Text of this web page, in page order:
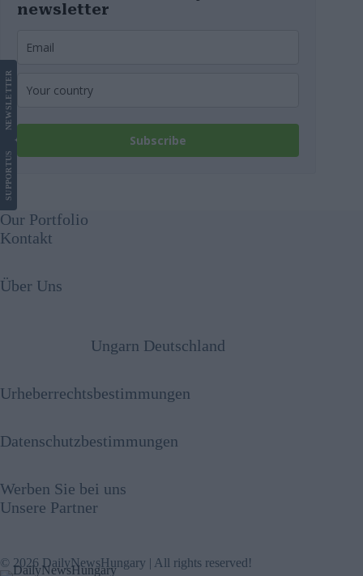
newsletter
Subscribe
SUPPORT
US
NEWS
LETTER
Our Portfolio
Kontakt
Über Uns
Ungarn Deutschland
Urheberrechtsbestimmungen
Datenschutzbestimmungen
Werben Sie bei uns
Unsere Partner
© 2026 DailyNewsHungary | All rights reserved!